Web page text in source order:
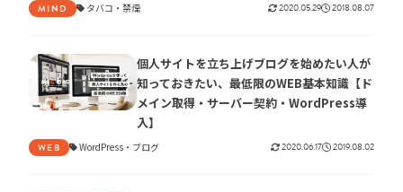
MIND タバコ 禁煙 2020.05.29 2018.08.07
個人サイトを立ち上げブログを始めたい人が
知っておきたい、最低限のWEB基本知識【ド
メイン取得・サーバー契約・WordPress導
入】
WEB WordPress ブログ 2020.06.17 2019.08.02